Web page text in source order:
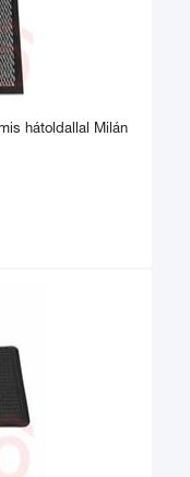
hátoldallal Milán